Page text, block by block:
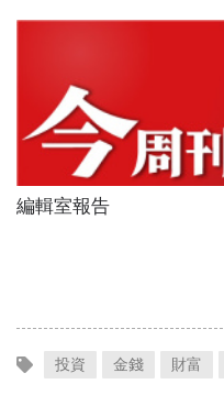
編輯室報告
投資 金錢 財富